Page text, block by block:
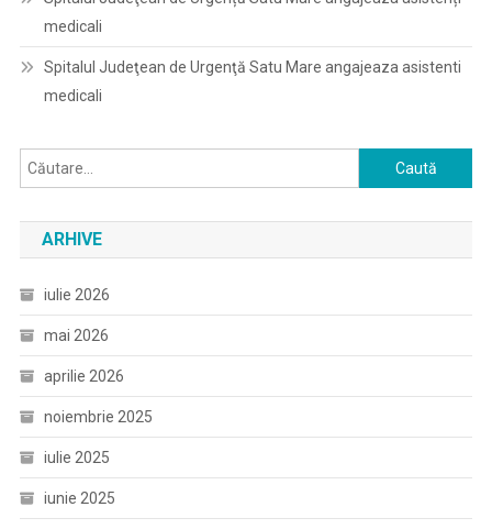
medicali
Spitalul Judeţean de Urgenţă Satu Mare angajeaza asistenti
medicali
Caută
după:
ARHIVE
iulie 2026
mai 2026
aprilie 2026
noiembrie 2025
iulie 2025
iunie 2025